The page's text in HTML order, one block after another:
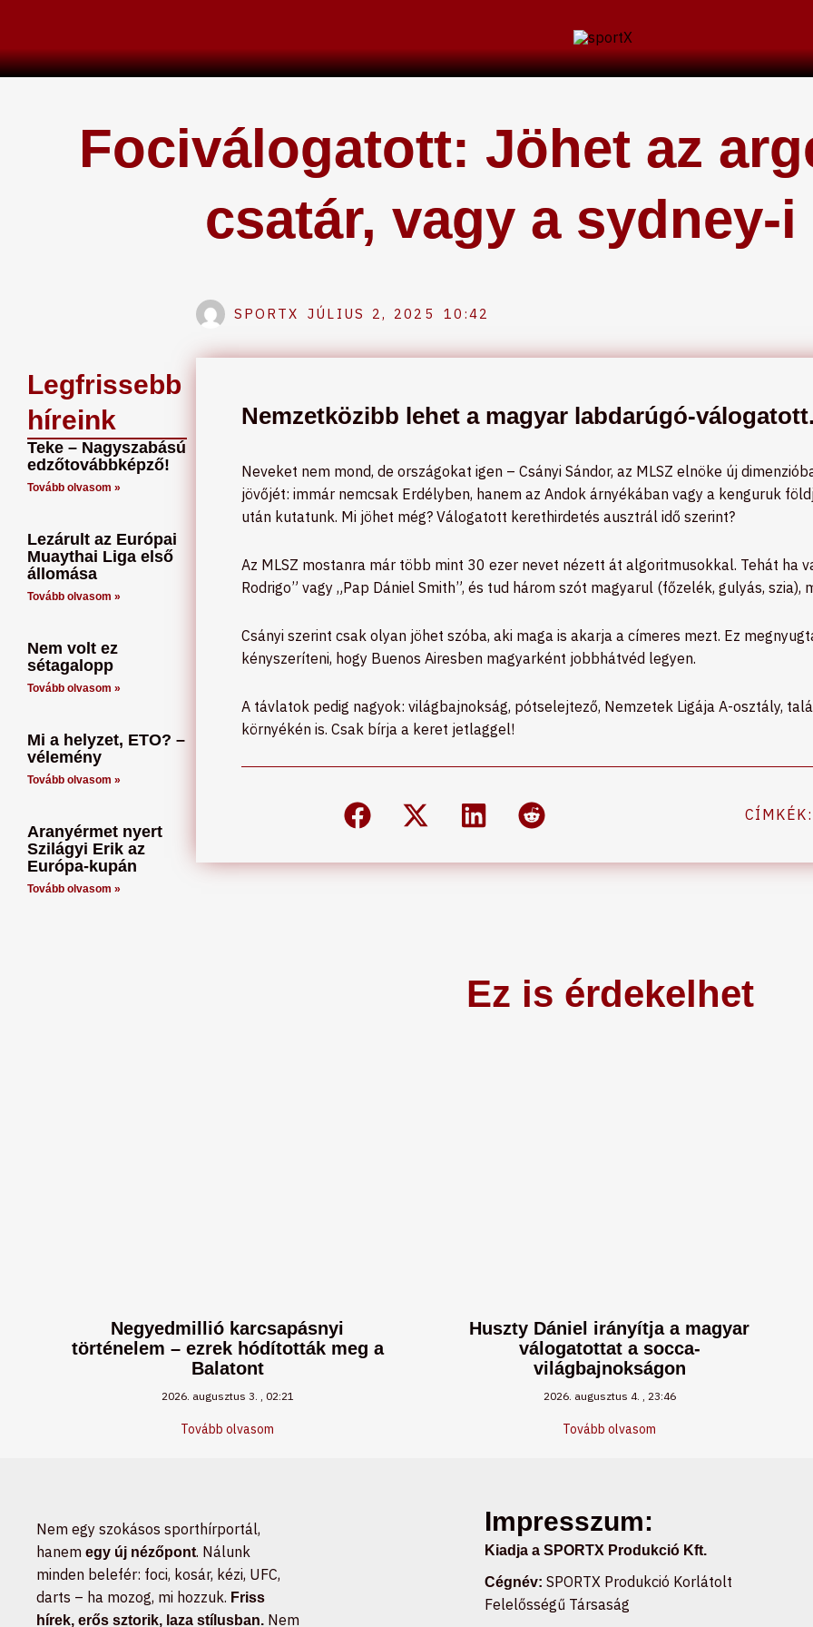
content
Fociválogatott: Jöhet az
csatár, vagy a sydney-
SPORTX JÚLIUS 2, 2025 10:42
Legfrissebb
híreink
Teke – Nagyszabású
edzőtovábbképző!
Tovább olvasom »
Lezárult az Európai
Muaythai Liga első
állomása
Tovább olvasom »
Nem volt ez
sétagalopp
Tovább olvasom »
Mi a helyzet, ETO? –
vélemény
Tovább olvasom »
Aranyérmet nyert
Szilágyi Erik az
Európa-kupán
Tovább olvasom »
Nemzetközibb lehet a magyar labdarúgó-válogatott.
Neveket nem mond, de országokat igen – Csányi Sándor, az MLSZ elnöke új
jövőjét: immár nemcsak Erdélyben, hanem az Andok árnyékában vagy a kenguruk
után kutatunk. Mi jöhet még? Válogatott kerethirdetés ausztrál idő szerint?
Az MLSZ mostanra már több mint 30 ezer nevet nézett át algoritmusokkal. Tehát ha
Rodrigo” vagy „Pap Dániel Smith”, és tud három szót magyarul (főzelék, gulyás, szia),
Csányi szerint csak olyan jöhet szóba, aki maga is akarja a címeres mezt. Ez
kényszeríteni, hogy Buenos Airesben magyarként jobbhátvéd legyen.
A távlatok pedig nagyok: világbajnokság, pótselejtező, Nemzetek Ligája A-osztály,
környékén is. Csak bírja a keret jetlaggel!
CÍMKÉK:
Ez is érdekelhet
Negyedmillió karcsapásnyi
történelem – ezrek hódították meg a
Balatont
2026. augusztus 3. 02:21
Tovább olvasom
Huszty Dániel irányítja a magyar
válogatottat a socca-
világbajnokságon
2026. augusztus 4. 23:46
Tovább olvasom
Nem egy szokásos sporthírportál,
hanem egy új nézőpont. Nálunk
minden belefér: foci, kosár, kézi, UFC,
darts – ha mozog, mi hozzuk. Friss
hírek, erős sztorik, laza stílusban. Nem
Impresszum:
Kiadja a SPORTX Produkció Kft.
Cégnév: SPORTX Produkció Korlátolt
Felelősségű Társaság